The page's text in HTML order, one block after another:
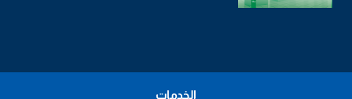
الخدمات